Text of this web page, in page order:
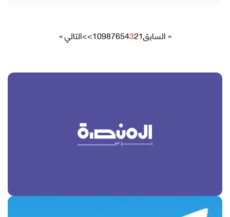
« السابق1
2
3
4
5
6
7
8
9
10
>>التالي »